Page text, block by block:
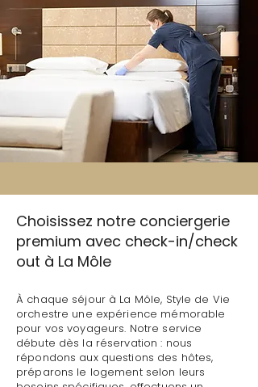
Choisissez notre conciergerie
premium avec check-in/check
out à La Môle
À chaque séjour à La Môle, Style de Vie
orchestre une expérience mémorable
pour vos voyageurs. Notre service
débute dès la réservation : nous
répondons aux questions des hôtes,
préparons le logement selon leurs